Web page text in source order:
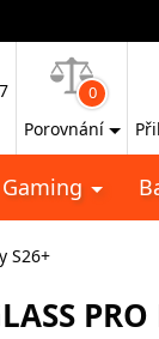
0
Porovnání
Gaming
S26+
PRO